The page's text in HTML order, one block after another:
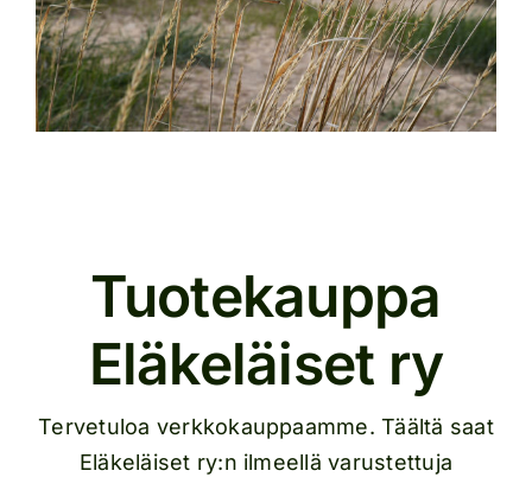
Tuotekauppa
Eläkeläiset ry
Tervetuloa verkkokauppaamme. Täältä saat
Eläkeläiset ry:n ilmeellä varustettuja